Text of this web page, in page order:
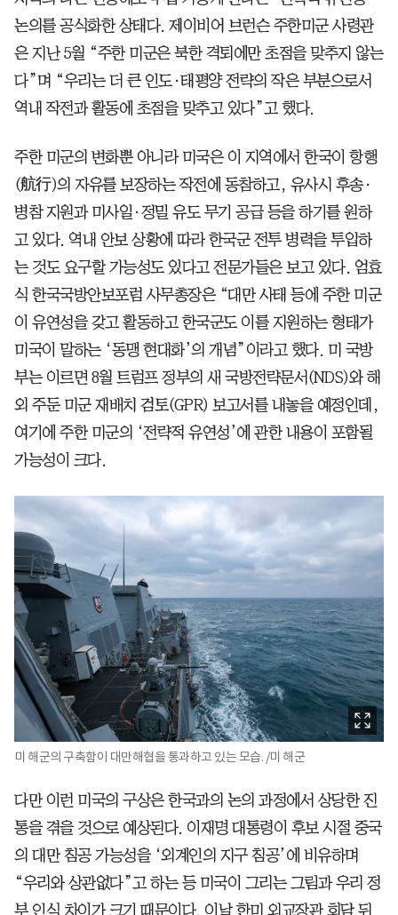
논의를 공식화한 상태다. 제이비어 브런슨 주한미군 사령관
은 지난 5월 “주한 미군은 북한 격퇴에만 초점을 맞추지 않는
다”며 “우리는 더 큰 인도·태평양 전략의 작은 부분으로서
역내 작전과 활동에 초점을 맞추고 있다”고 했다.
주한 미군의 변화뿐 아니라 미국은 이 지역에서 한국이 항행
(航行)의 자유를 보장하는 작전에 동참하고, 유사시 후송·
병참 지원과 미사일·정밀 유도 무기 공급 등을 하기를 원하
고 있다. 역내 안보 상황에 따라 한국군 전투 병력을 투입하
는 것도 요구할 가능성도 있다고 전문가들은 보고 있다. 엄효
식 한국국방안보포럼 사무총장은 “대만 사태 등에 주한 미군
이 유연성을 갖고 활동하고 한국군도 이를 지원하는 형태가
미국이 말하는 ‘동맹 현대화’의 개념”이라고 했다. 미 국방
부는 이르면 8월 트럼프 정부의 새 국방전략문서(NDS)와 해
외 주둔 미군 재배치 검토(GPR) 보고서를 내놓을 예정인데,
여기에 주한 미군의 ‘전략적 유연성’에 관한 내용이 포함될
가능성이 크다.
미 해군의 구축함이 대만해협을 통과하고 있는 모습. /미 해군
다만 이런 미국의 구상은 한국과의 논의 과정에서 상당한 진
통을 겪을 것으로 예상된다. 이재명 대통령이 후보 시절 중국
의 대만 침공 가능성을 ‘외계인의 지구 침공’에 비유하며
“우리와 상관없다”고 하는 등 미국이 그리는 그림과 우리 정
부 인식 차이가 크기 때문이다. 이날 한미 외교장관 회담 뒤